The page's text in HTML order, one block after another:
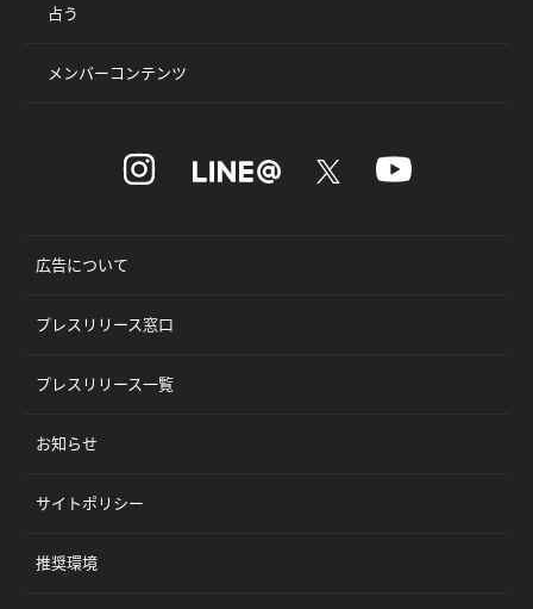
占う
メンバーコンテンツ
広告について
プレスリリース窓口
プレスリリース一覧
お知らせ
サイトポリシー
推奨環境